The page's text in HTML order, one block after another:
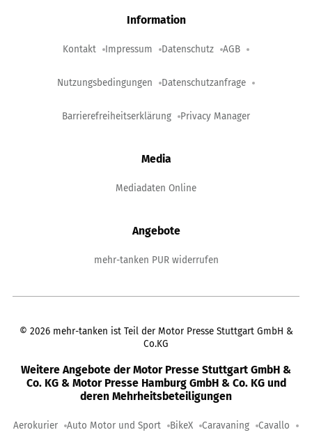
Information
Kontakt Impressum Datenschutz AGB
Nutzungsbedingungen Datenschutzanfrage
Barrierefreiheitserklärung Privacy Manager
Media
Mediadaten Online
Angebote
mehr-tanken PUR widerrufen
© 2026 mehr-tanken ist Teil der Motor Presse Stuttgart GmbH &
Co.KG
Weitere Angebote der Motor Presse Stuttgart GmbH &
Co. KG & Motor Presse Hamburg GmbH & Co. KG und
deren Mehrheitsbeteiligungen
Aerokurier Auto Motor und Sport BikeX Caravaning Cavallo